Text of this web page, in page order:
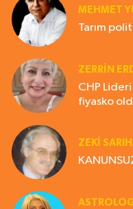
MEHMET
Tarım
ZERRIN
CHP
fiyasko
ZEKI